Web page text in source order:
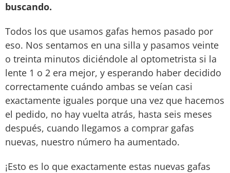
buscando.
Todos los que usamos gafas hemos pasado por
eso. Nos sentamos en una silla y pasamos veinte
o treinta minutos diciéndole al optometrista si la
lente 1 o 2 era mejor, y esperando haber decidido
correctamente cuándo ambas se veían casi
exactamente iguales porque una vez que hacemos
el pedido, no hay vuelta atrás, hasta seis meses
después, cuando llegamos a comprar gafas
nuevas, nuestro número ha aumentado.
¡Esto es lo que exactamente estas nuevas gafas